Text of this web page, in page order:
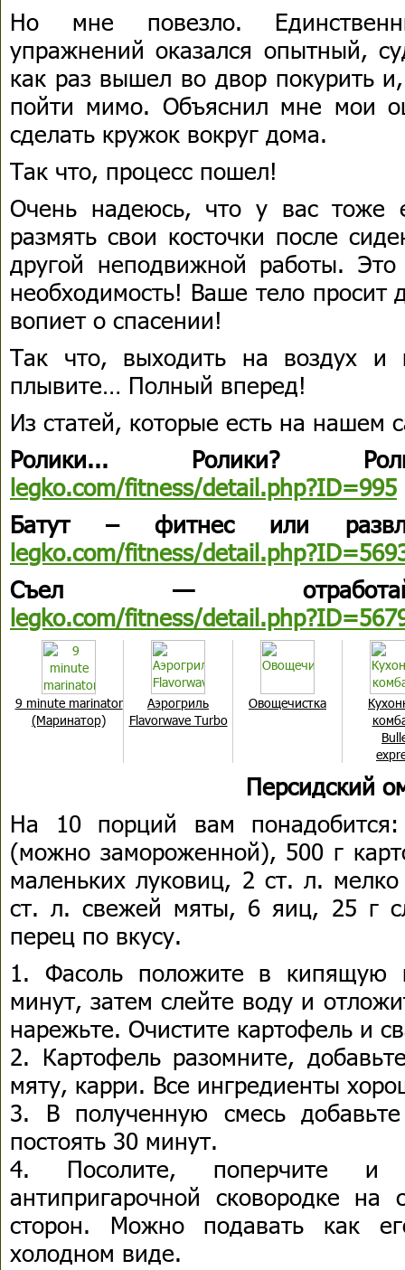
Но мне повезло.
упражнений оказался опытный,
как раз вышел во двор покурить
пойти мимо. Объяснил мне мои
сделать кружок вокруг дома.
Так что, процесс пошел!
Очень надеюсь, что у вас тоже
размять свои косточки после
другой неподвижной работы.
необходимость! Ваше тело
вопиет о спасении!
Так что, выходить на воздух и
плывите… Полный вперед!
Из статей, которые есть на нашем
Ролики... Ролики?
legko.com/fitness/detail.php?ID=995
Батут – фитнес или
legko.com/fitness/
Съел —
legko.com/fitness/
9 minute marinator
(Маринатор)
Aэрогриль
Flavorwave Turbo
Овощечистка
Персидский
На 10 порций вам
(можно замороженной), 500 г
маленьких луковиц, 2 ст. л.
ст. л. свежей мяты, 6 яиц, 25 г
перец по вкусу.
1. Фасоль положите в кипящую
минут, затем слейте воду и
нарежьте. Очистите картофель и
2. Картофель разомните,
мяту, карри. Все ингредиенты
3. В полученную смесь
постоять 30 минут.
4. Посолите, поперчите и
антипригарочной сковородке
сторон. Можно подавать как
холодном виде.